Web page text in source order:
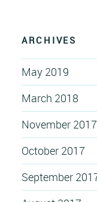
ARCHIVES
May 2019
March 2018
November 2017
October 2017
September